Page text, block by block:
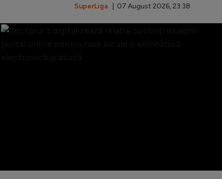
SuperLiga | 07 August 2026, 23:38